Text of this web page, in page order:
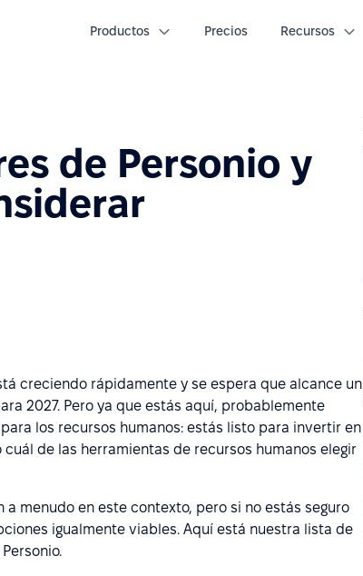
Productos Precios Recursos
de Personio y
creciendo rápidamente y se espera que alcance un
2027. Pero ya que estás aquí, probablemente
los recursos humanos: estás listo para invertir en
de las herramientas de recursos humanos elegir
menudo en este contexto, pero si no estás seguro
igualmente viables. Aquí está nuestra lista de